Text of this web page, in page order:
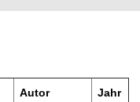
Autor Jahr